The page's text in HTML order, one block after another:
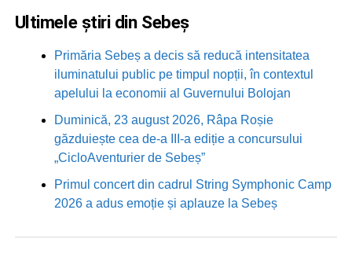
Ultimele știri din Sebeș
Primăria Sebeș a decis să reducă intensitatea
iluminatului public pe timpul nopții, în contextul
apelului la economii al Guvernului Bolojan
Duminică, 23 august 2026, Râpa Roșie
găzduiește cea de-a III-a ediție a concursului
„CicloAventurier de Sebeș”
Primul concert din cadrul String Symphonic Camp
2026 a adus emoție și aplauze la Sebeș